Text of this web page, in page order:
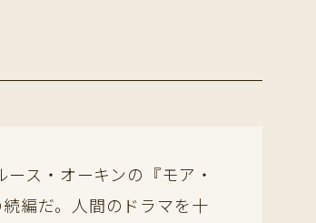
ス・オーキンの『モア・
編だ。人間のドラマを十